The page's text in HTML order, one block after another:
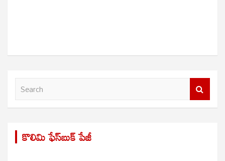
a
r
c కొలిమి ఫేస్‌బుక్ పేజీ